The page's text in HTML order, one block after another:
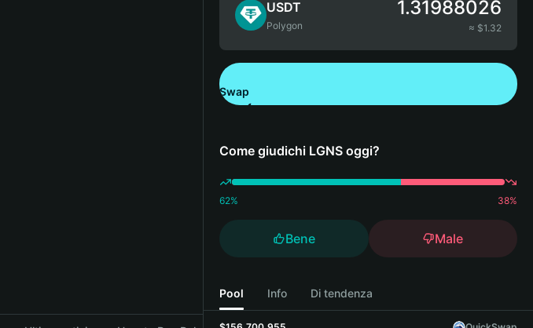
USDT
Polygon
1.31988026
≈ $1.32
Swap
Come giudichi LGNS oggi?
62% 38%
Bene Male
Pool Info Di tendenza